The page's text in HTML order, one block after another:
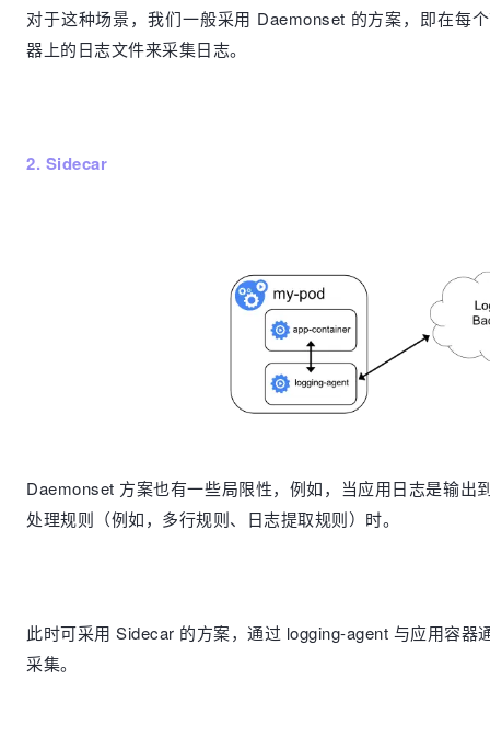
对于这种场景，我们一般采用 Daemonset 的方案，即在每
器上的日志文件来采集日志。
2. Sidecar
Daemonset 方案也有一些局限性，例如，当应用日志是输出
处理规则（例如，多行规则、日志提取规则）时。
此时可采用 Sidecar 的方案，通过 logging-agent 与应用容器
采集。